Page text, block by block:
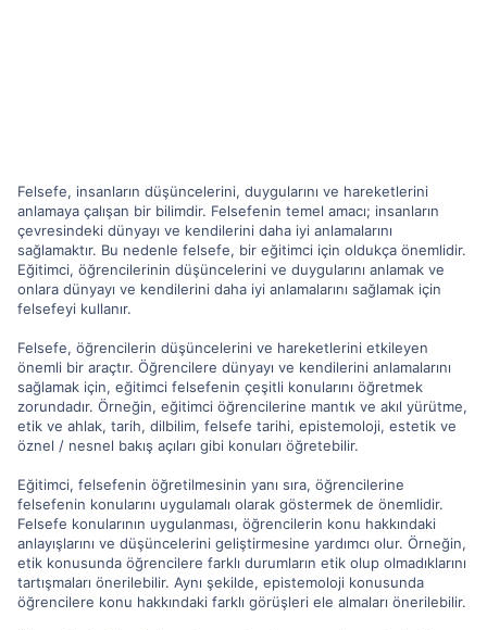
Felsefe, insanların düşüncelerini, duygularını ve hareketlerini
anlamaya çalışan bir bilimdir. Felsefenin temel amacı; insanların
çevresindeki dünyayı ve kendilerini daha iyi anlamalarını
sağlamaktır. Bu nedenle felsefe, bir eğitimci için oldukça önemlidir.
Eğitimci, öğrencilerinin düşüncelerini ve duygularını anlamak ve
onlara dünyayı ve kendilerini daha iyi anlamalarını sağlamak için
felsefeyi kullanır.
Felsefe, öğrencilerin düşüncelerini ve hareketlerini etkileyen
önemli bir araçtır. Öğrencilere dünyayı ve kendilerini anlamalarını
sağlamak için, eğitimci felsefenin çeşitli konularını öğretmek
zorundadır. Örneğin, eğitimci öğrencilerine mantık ve akıl yürütme,
etik ve ahlak, tarih, dilbilim, felsefe tarihi, epistemoloji, estetik ve
öznel / nesnel bakış açıları gibi konuları öğretebilir.
Eğitimci, felsefenin öğretilmesinin yanı sıra, öğrencilerine
felsefenin konularını uygulamalı olarak göstermek de önemlidir.
Felsefe konularının uygulanması, öğrencilerin konu hakkındaki
anlayışlarını ve düşüncelerini geliştirmesine yardımcı olur. Örneğin,
etik konusunda öğrencilere farklı durumların etik olup olmadıklarını
tartışmaları önerilebilir. Aynı şekilde, epistemoloji konusunda
öğrencilere konu hakkındaki farklı görüşleri ele almaları önerilebilir.